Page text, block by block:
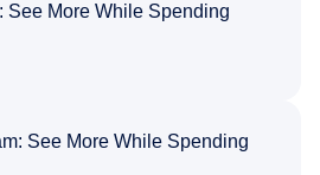
See More While Spending
See More While Spending